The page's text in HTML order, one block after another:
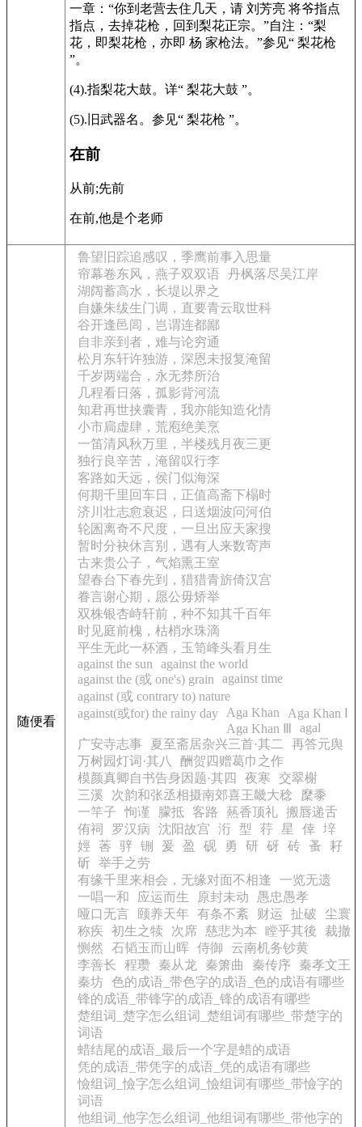
一章：“你到老营去住几天，请 刘芳亮 将爷指点
指点，去掉花枪，回到梨花正宗。”自注：“梨
花，即梨花枪，亦即 杨 家枪法。”参见“ 梨花枪
”。
(4).指梨花大鼓。详“ 梨花大鼓 ”。
(5).旧武器名。参见“ 梨花枪 ”。
在前
从前;先前
在前,他是个老师
随便看
鲁望旧踪追感叹，季鹰前事入思量
帘幕卷东风，燕子双双语
丹枫落尽吴江岸
湖阔蓄高水，长堤以界之
自嫌朱绂生门调，直要青云取世科
谷开逢邑闾，岂谓连都鄙
自非亲到者，难与论穷通
松月东轩许独游，深恩未报复淹留
千岁两端合，永无棼所治
几程看日落，孤影背河流
知君再世挟囊青，我亦能知造化情
小市扃虚肆，荒庖绝美烹
一笛清风秋万里，半楼残月夜三更
独行良辛苦，淹留叹行李
客路如天远，侯门似海深
何期千里回车日，正值高斋下榻时
济川壮志愈衰迟，日送烟波问河伯
轮囷离奇不尺度，一旦出应天家搜
暂时分袂休言别，遇有人来数寄声
古来贵公子，气焰熏王室
望春台下春先到，猎猎青旂倚汉宫
眷言谢心期，愿公毋矫举
双株银杏峙轩前，种不知其千百年
时见庭前槐，枯梢水珠滴
平生无此一杯酒，玉笥峰头看月生
against the sun
against the world
against the (或 one's) grain
against time
against (或 contrary to) nature
against(或for) the rainy day
Aga Khan
Aga Khan Ⅰ
Aga Khan Ⅲ
agal
广安寺志事
夏至斋居杂兴三首·其二
再答元舆
万树园灯词·其八
酬贺四赠葛巾之作
模颜真卿自书告身因题·其四
夜寒
交翠榭
三溪
次韵和张丞相摄南郊喜王畿大稔
穈黍
一竿子
恂谨 朦抵 客路 爇香顶礼 搬唇递舌
侑祠
罗汉病 沈阳故宫 洐 型 荇 星 倖 垶
娙
莕 骍 铏 爰 盈 砚 勇 研 砑 砖 蚤
耔
斫 举手之劳
有缘千里来相会，无缘对面不相逢
一览无遗
一唱一和
应运而生 原封未动
愚忠愚孝
哑口无言
颐养天年 有条不紊 财运 扯破
尘寰
称疾
初生之犊 次席 慈悲为本 瞠乎其後
裁撤
恻然
石韬玉而山晖 侍御
云南机务钞黄
李善长
程瓒 秦从龙 秦箫曲 秦传序
秦孝文王
秦坊
色的成语_带色字的成语_色的成语有哪些
锋的成语_带锋字的成语_锋的成语有哪些
楚组词_楚字怎么组词_楚组词有哪些_带楚字的
词语
蜡结尾的成语_最后一个字是蜡的成语
凭的成语_带凭字的成语_凭的成语有哪些
憸组词_憸字怎么组词_憸组词有哪些_带憸字的
词语
他组词_他字怎么组词_他组词有哪些_带他字的